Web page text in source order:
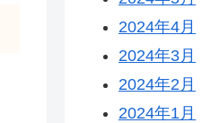
2024年4月
2024年3月
2024年2月
2024年1月